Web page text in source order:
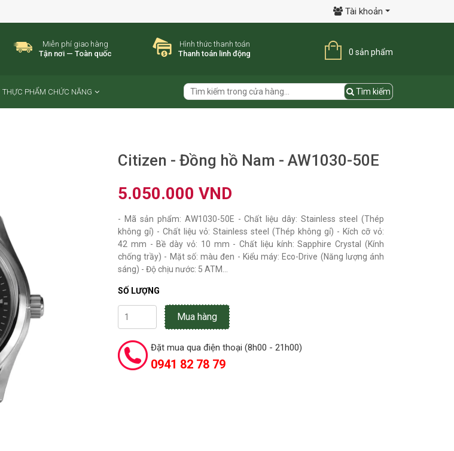
Tài khoản
Miễn phí giao hàng
Tận nơi — Toàn quốc
Hình thức thanh toán
Thanh toán linh động
0 sản phẩm
THỰC PHẨM CHỨC NĂNG Tìm kiếm
Citizen - Đồng hồ Nam - AW1030-50E
5.050.000 VND
- Mã sản phẩm: AW1030-50E - Chất liệu dây: Stainless steel (Thép
không gỉ) - Chất liệu vỏ: Stainless steel (Thép không gỉ) - Kích cỡ vỏ:
42 mm - Bề dày vỏ: 10 mm - Chất liệu kính: Sapphire Crystal (Kính
chống trầy) - Mặt số: màu đen - Kiểu máy: Eco-Drive (Năng lượng ánh
sáng) - Độ chịu nước: 5 ATM...
SỐ LƯỢNG
Mua hàng
Đặt mua qua điện thoại (8h00 - 21h00)
0941 82 78 79